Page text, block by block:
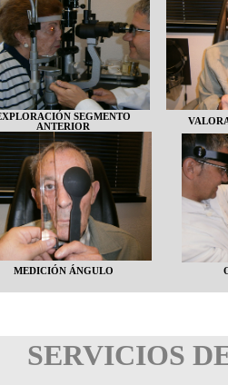
SEGMENTO
ANTERIOR
MEDICIÓN ÁNGULO
SERVICIOS